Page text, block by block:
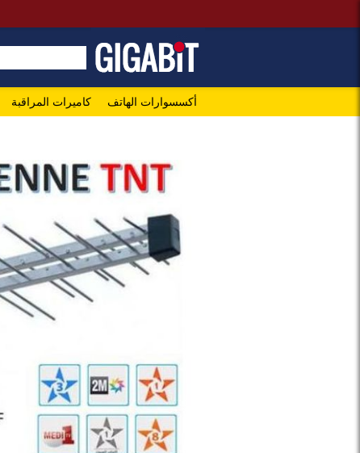
أكسسوارات الهاتف كاميرات المراقبة